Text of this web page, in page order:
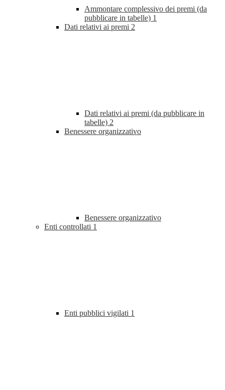
Ammontare complessivo dei premi (da
pubblicare in tabelle) 1
Dati relativi ai premi 2
Dati relativi ai premi (da pubblicare in
tabelle) 2
Benessere organizzativo
Benessere organizzativo
Enti controllati 1
Enti pubblici vigilati 1